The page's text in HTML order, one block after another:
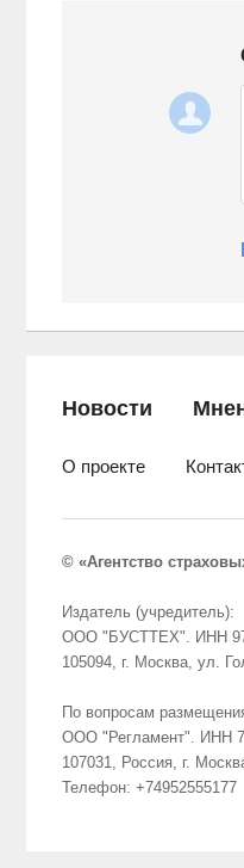
Новости
О проекте
© «Агентство
Издатель (учредитель):
ООО "БУСТТЕХ". ИНН
105094, г. Москва, ул.
По вопросам
ООО "Регламент". ИНН
107031, Россия, г.
Телефон: +74952555177